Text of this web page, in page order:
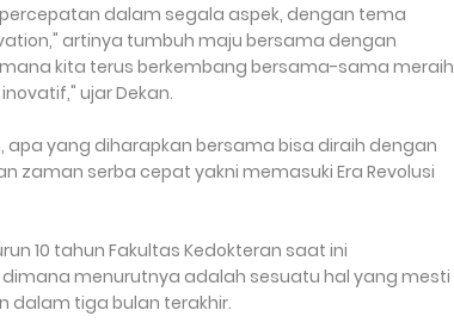
dalam segala aspek, dengan tema
artinya tumbuh maju bersama dengan
kita terus berkembang bersama-sama meraih
ujar Dekan.
yang diharapkan bersama bisa diraih dengan
zaman serba cepat yakni memasuki Era Revolusi
10 tahun Fakultas Kedokteran saat ini
menurutnya adalah sesuatu hal yang mesti
dalam tiga bulan terakhir.